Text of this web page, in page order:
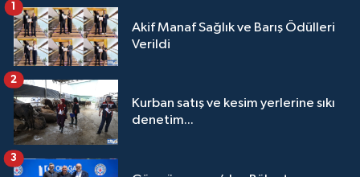
Akif Manaf Sağlık ve Barış Ödülleri
Verildi
1
Kurban satış ve kesim yerlerine sıkı
denetim...
2
3